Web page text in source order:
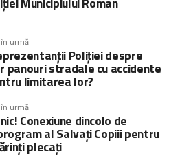
în urmă
Poliției despre
panouri stradale cu accidente
limitarea lor?
în urmă
Conexiune dincolo de
al Salvați Copiii pentru
plecați